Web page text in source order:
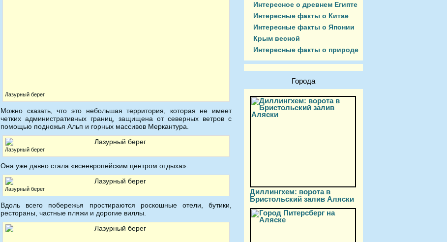
Лазурный берег
Можно сказать, что это небольшая территория, которая не имеет
четких административных границ, защищена от северных ветров с
помощью подножья Альп и горных массивов Меркантура.
Лазурный берег
Она уже давно стала «всеевропейским центром отдыха».
Лазурный берег
Вдоль всего побережья простираются роскошные отели, бутики,
рестораны, частные пляжи и дорогие виллы.
Интересное о древнем Египте
Интересные факты о Китае
Интересные факты о Японии
Крым весной
Интересные факты о природе
Города
Диллингхем: ворота в
Бристольский залив Аляски